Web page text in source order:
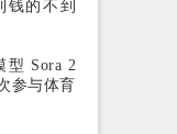
钱的不到
型 Sora 2
参与体育